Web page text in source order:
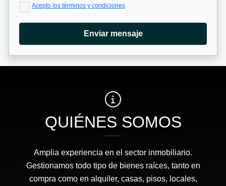
Acepto los términos y condiciones
Enviar mensaje
QUIÉNES SOMOS
Amplia experiencia en el sector inmobiliario.
Gestionamos todo tipo de bienes raíces, tanto en
compra como en alquiler, casas, pisos, locales,